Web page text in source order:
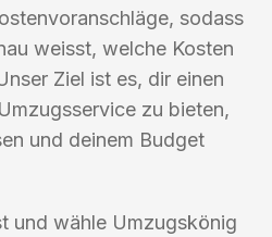
sodass
weisst, welche Kosten
Ziel ist es, dir einen
zu bieten,
und deinem Budget
und wähle Umzugskönig